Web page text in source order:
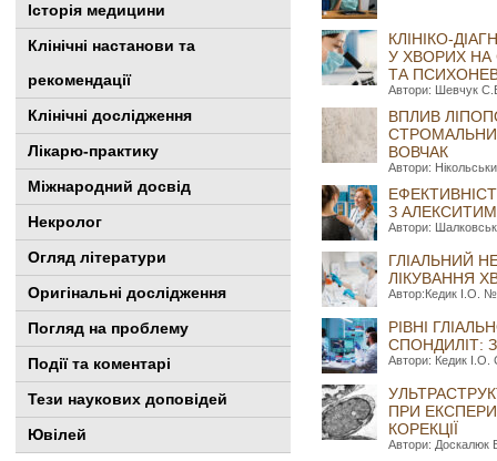
Історія медицини
Клінiчні настанови та
рекомендації
Клінічні дослідження
Лікарю-практику
Міжнародний досвід
Некролог
Огляд літератури
Оригінальні дослідження
Погляд на проблему
Події та коментарі
Тези наукових доповідей
Ювілей
КЛІНІКО-
У ХВОРИХ НА
ТА
Автори: Шевчук
ВПЛИВ
ВОВЧАК
Автори:
З
Автори:
ГЛІАЛЬНИЙ
ЛІКУВАННЯ
Автор:Кедик І.О.
РІВНІ
СПОНДИЛІТ:
Автори: Кедик І.О.
ПРИ
КОРЕКЦІЇ
Автори: Доскалюк